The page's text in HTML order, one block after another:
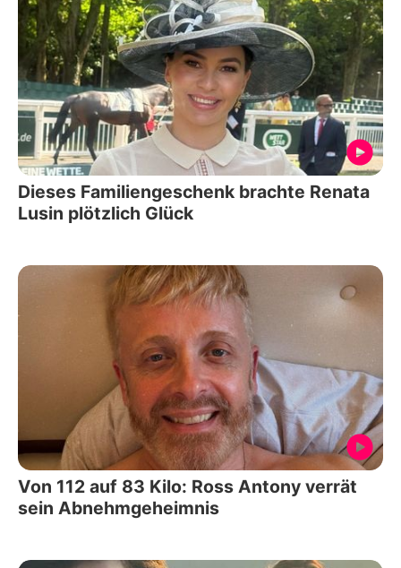
Dieses Familiengeschenk brachte Renata
Lusin plötzlich Glück
Von 112 auf 83 Kilo: Ross Antony verrät
sein Abnehmgeheimnis